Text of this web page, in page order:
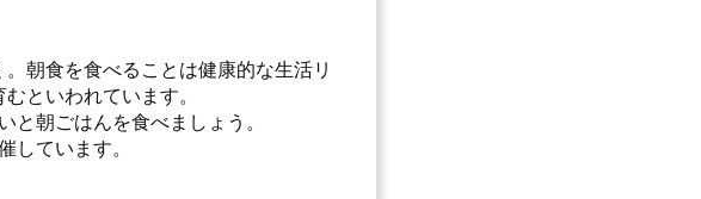
朝食を食べることは健康的な生活リ
といわれています。
と朝ごはんを食べましょう。
しています。